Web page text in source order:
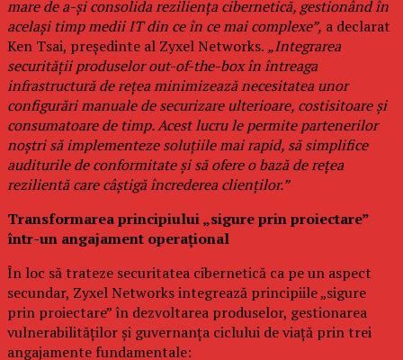
mare de a-și consolida reziliența cibernetică, gestionând în
același timp medii IT din ce în ce mai complexe”, a declarat
Ken Tsai, președinte al Zyxel Networks. „Integrarea
securității produselor out-of-the-box în întreaga
infrastructură de rețea minimizează necesitatea unor
configurări manuale de securizare ulterioare, costisitoare și
consumatoare de timp. Acest lucru le permite partenerilor
noștri să implementeze soluțiile mai rapid, să simplifice
auditurile de conformitate și să ofere o bază de rețea
rezilientă care câștigă încrederea clienților.”
Transformarea principiului „sigure prin proiectare”
într-un angajament operațional
În loc să trateze securitatea cibernetică ca pe un aspect
secundar, Zyxel Networks integrează principiile „sigure
prin proiectare” în dezvoltarea produselor, gestionarea
vulnerabilităților și guvernanța ciclului de viață prin trei
angajamente fundamentale: